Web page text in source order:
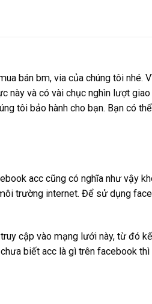
bán bm, via của chúng tôi nhé.
này và có vài chục nghìn lượt
tôi bảo hành cho bạn. Bạn có
acc cũng có nghĩa như vậy
trường internet. Để sử dụng
cập vào mạng lưới này, từ đó
biết acc là gì trên facebook